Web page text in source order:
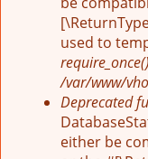
used to
require_once()
/var/www/
Deprecated
either be